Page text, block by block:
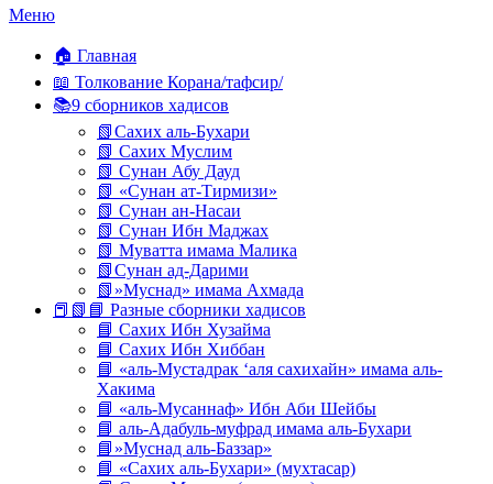
Перейти
содержимому
Меню
🏠 Главная
📖 Толкование Корана/тафсир/
📚9 сборников хадисов
📗Сахих аль-Бухари
📗 Сахих Муслим
📗 Сунан Абу Дауд
📗 «Сунан ат-Тирмизи»
📗 Сунан ан-Насаи
📗 Сунан Ибн Маджах
📗 Муватта имама Малика
📗Сунан ад-Дарими
📗»Муснад» имама Ахмада
📕📗📘 Разные сборники хадисов
📘 Сахих Ибн Хузайма
📘 Сахих Ибн Хиббан
📘 «аль-Мустадрак ‘аля сахихайн» имама аль-
Хакима
📘 «аль-Мусаннаф» Ибн Аби Шейбы
📘 аль-Адабуль-муфрад имама аль-Бухари
📘»Муснад аль-Баззар»
📘 «Сахих аль-Бухари» (мухтасар)